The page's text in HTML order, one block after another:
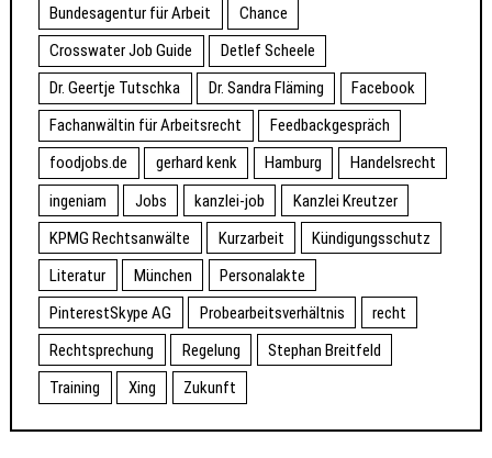
Bundesagentur für Arbeit
Chance
Crosswater Job Guide
Detlef Scheele
Dr. Geertje Tutschka
Dr. Sandra Fläming
Facebook
Fachanwältin für Arbeitsrecht
Feedbackgespräch
foodjobs.de
gerhard kenk Hamburg
Handelsrecht
ingeniam
Jobs kanzlei-job
Kanzlei Kreutzer
KPMG Rechtsanwälte
Kurzarbeit
Kündigungsschutz
Literatur
München
Personalakte
PinterestSkype AG
Probearbeitsverhältnis
recht
Rechtsprechung
Regelung
Stephan Breitfeld
Training
Xing Zukunft